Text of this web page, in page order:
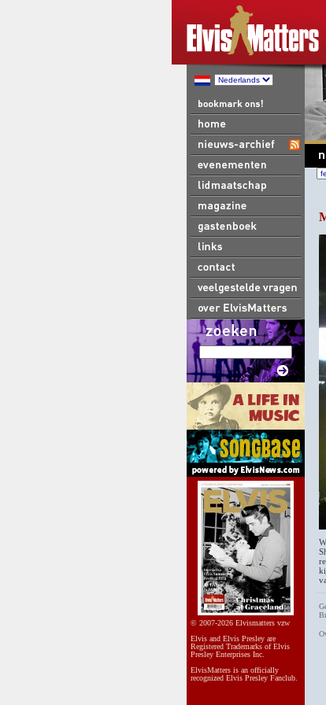
© 2007-2026 Elvismatters vzw
Elvis and Elvis Presley are
Registered Trademarks of Elvis
Presley Enterprises Inc.
ElvisMatters is an officially
recognized Elvis Presley Fanclub.